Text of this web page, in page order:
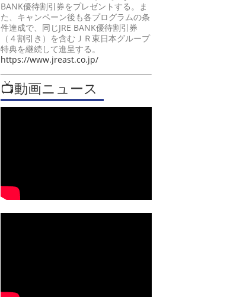
BANK優待割引券をプレゼントする。ま
た、キャンペーン後も各プログラムの条
件達成で、同じJRE BANK優待割引券
（４割引き）を含むＪＲ東日本グループ
特典を継続して進呈する。
https://www.jreast.co.jp/
📺動画ニュース